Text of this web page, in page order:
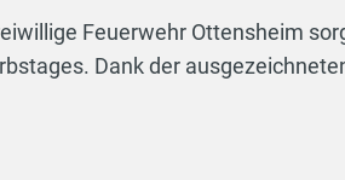
Feuerwehr Ottensheim
Dank der